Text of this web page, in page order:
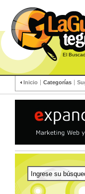
El
Inicio Categorías